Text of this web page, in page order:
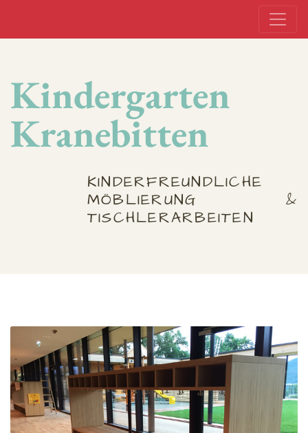
Kindergarten
Kranebitten
KINDERFREUNDLICHE
MÖBLIERUNG &
TISCHLERARBEITEN